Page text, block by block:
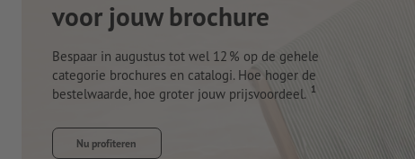
Met innovatieve materialen gemaakt van appelresten
Nu bestellen